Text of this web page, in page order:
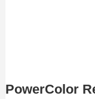
PowerColor